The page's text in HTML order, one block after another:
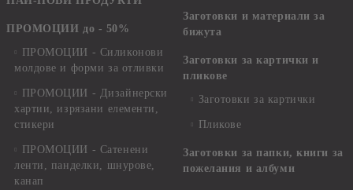
ПРОМОЦИИ до - 50%
ПРОМОЦИИ - Силиконови
молдове и форми за отливки
ПРОМОЦИИ - Дизайнерски
хартии, изрязани елементи,
стикери
ПРОМОЦИИ - Сатенени
ленти, панделки, шнурове,
канап
Заготовки и материали за
бижута
Заготовки за картички и
пликове
Заготовки за картички
Пликове
Заготовки за папки, книги за
пожелания и албуми